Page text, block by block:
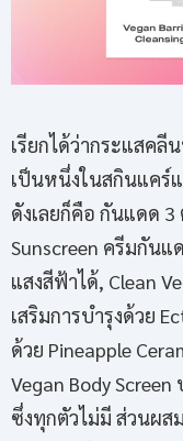
เรียกได้ว่ากระแสคลี
เป็นหนึ่งในสกินแคร์
ดังเลยก็คือ กันแดด 3
Sunscreen ครีมกัน
แสงสีฟ้าได้, Clean
เสริมการบำรุงด้วย
ด้วย Pineapple
Vegan Body
ซึ่งทุกตัวไม่มี ส่วนผส